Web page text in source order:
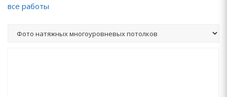
все работы